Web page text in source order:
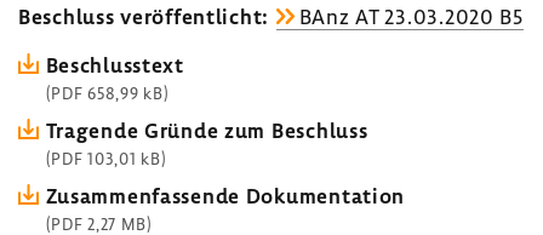
Beschluss veröf­fent­licht:
BAnz AT 23.03.2020 B5
Beschluss­text
(PDF 658,99 kB)
Tragende Gründe zum Beschluss
(PDF 103,01 kB)
Zusam­men­fas­sende Doku­men­ta­tion
(PDF 2,27 MB)